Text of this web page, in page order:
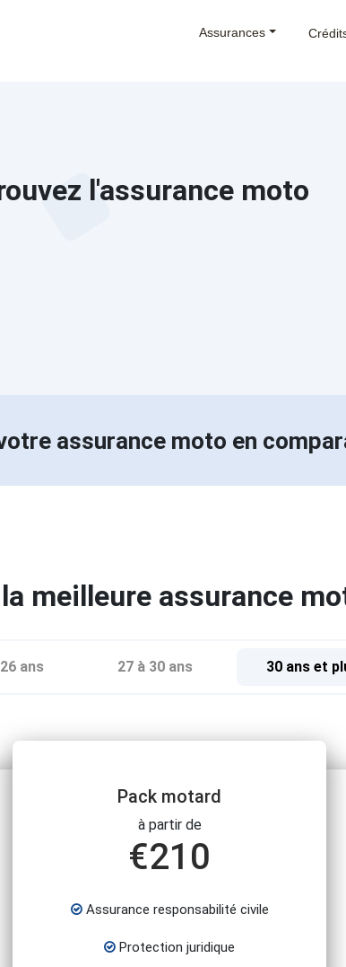
Assurances
l'assurance moto
assurance moto en
meilleure assurance
ans 27 à 30 ans 30 ans et
Pack motard
à partir de
€210
Assurance responsabilité civile
Protection juridique